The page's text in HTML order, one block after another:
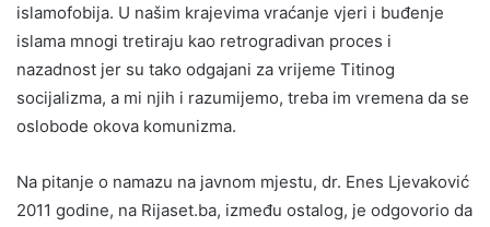
islamofobija. U našim krajevima vraćanje vjeri i buđenje
islama mnogi tretiraju kao retrogradivan proces i
nazadnost jer su tako odgajani za vrijeme Titinog
socijalizma, a mi njih i razumijemo, treba im vremena da se
oslobode okova komunizma.
Na pitanje o namazu na javnom mjestu, dr. Enes Ljevaković
2011 godine, na Rijaset.ba, između ostalog, je odgovorio da